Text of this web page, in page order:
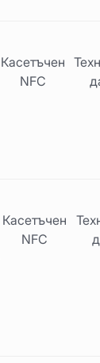
Касетъчен
NFC
Касетъчен
NFC